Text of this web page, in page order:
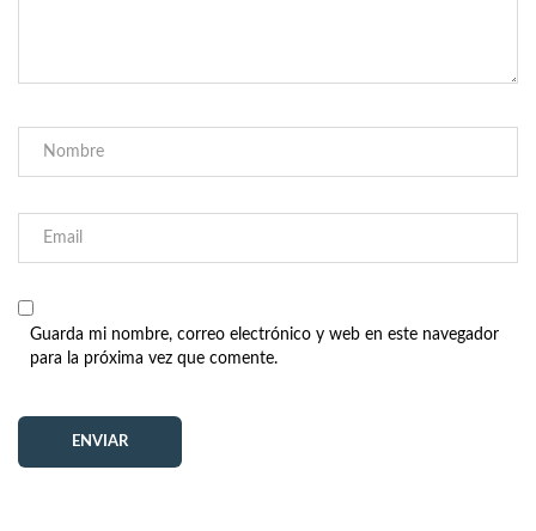
Guarda mi nombre, correo electrónico y web en este navegador
para la próxima vez que comente.